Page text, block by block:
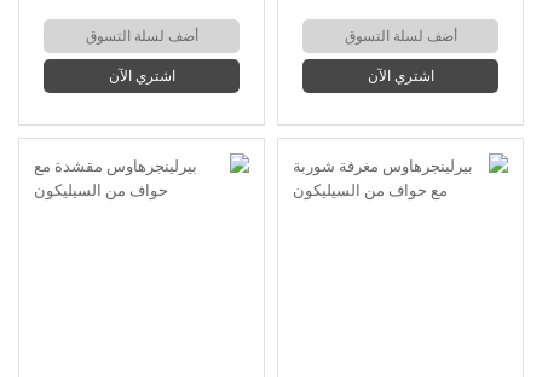
أضف لسلة التسوق
اشتري الآن
أضف لسلة التسوق
اشتري الآن